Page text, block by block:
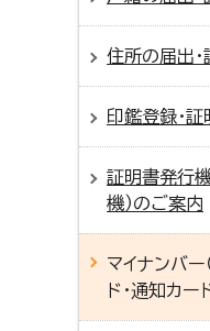
住所の届出・
印鑑登録・証
証明書発行
機）のご案内
マイナンバー
ド・通知カー